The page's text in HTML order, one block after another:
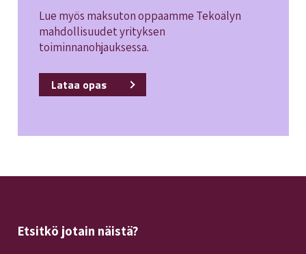
Lue myös maksuton oppaamme Tekoälyn
mahdollisuudet yrityksen
toiminnanohjauksessa.
Lataa opas
Etsitkö jotain näistä?